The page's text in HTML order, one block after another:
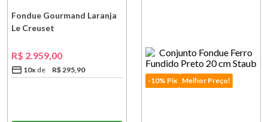
Fondue Gourmand Laranja
Le Creuset
R$ 2.959,00
10x R$295,90
-10% Pix Melhor Preço!